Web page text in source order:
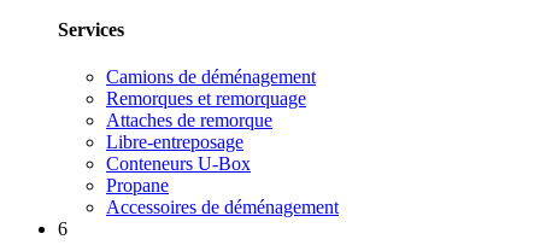
Services
Camions de déménagement
Remorques et remorquage
Attaches de remorque
Libre-entreposage
Conteneurs U-Box
Propane
Accessoires de déménagement
6